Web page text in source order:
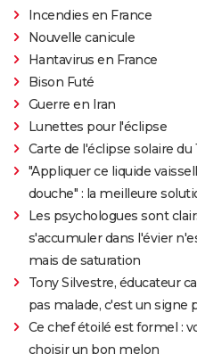
Incendies en France
Nouvelle canicule
Hantavirus en France
Bison Futé
Guerre en Iran
Lunettes pour l'éclipse
Carte de l'éclipse solaire du
"Appliquer ce liquide
douche" : la meilleure
Les psychologues sont
s'accumuler dans l'évier
mais de saturation
Tony Silvestre, éducateur
pas malade, c'est un signe
Ce chef étoilé est formel :
choisir un bon melon